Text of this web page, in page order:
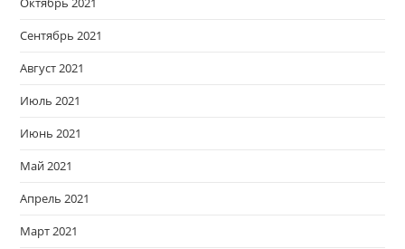
Сентябрь 2021
Август 2021
Июль 2021
Июнь 2021
Май 2021
Апрель 2021
Март 2021